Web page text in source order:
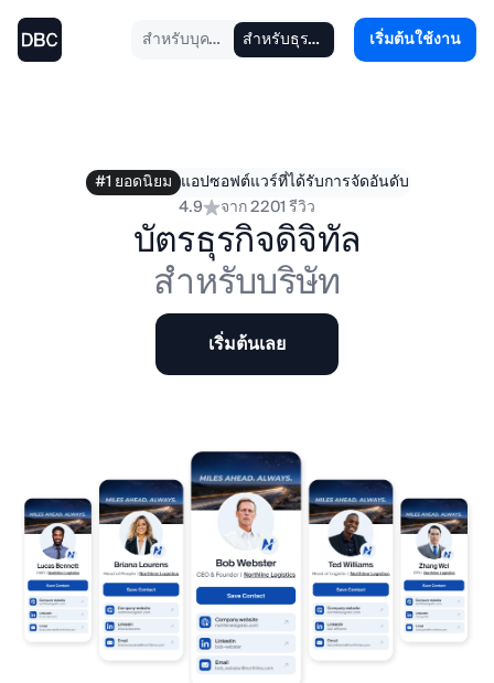
สำหรับบุคคลทั่วไป สำหรับธุรกิจ เริ่มต้นใช้งาน
#1 ยอดนิยม แอปซอฟต์แวร์ที่ได้รับการจัดอันดับ
4.9
จาก 2201 รีวิว
บัตรธุรกิจดิจิทัล
สำหรับบริษัท
เริ่มต้นเลย